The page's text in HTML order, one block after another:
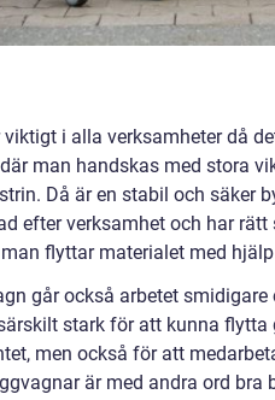
i alla verksamheter då
man handskas med stora
Då är en stabil och säker
efter verksamhet och har
flyttar materialet med
går också arbetet
stark för att kunna
men också för att
är med andra ord